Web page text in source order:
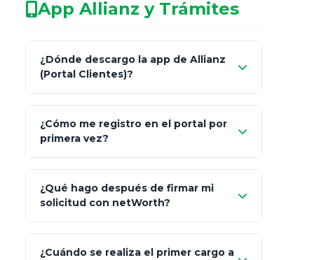
patrimonio con asesores informales en
redes sociales.
Característica netWorth (Certificado)
Fiscalidad Estrategia Art. 151 / 93
App Allianz y Trámites
¿Dónde descargo la app de Allianz
(Portal Clientes)?
Client"
App Store (iOS) Google Play
¿Cómo me registro en el portal por
primera vez?
Bienvenida
"¿Aún no tienes cuenta?
Regístrate"
¿Qué hago después de firmar mi
solicitud con netWorth?
¿Cuándo se realiza el primer cargo a